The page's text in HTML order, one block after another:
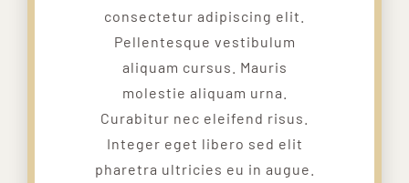
consectetur adipiscing elit.
Pellentesque vestibulum
aliquam cursus. Mauris
molestie aliquam urna.
Curabitur nec eleifend risus.
Integer eget libero sed elit
pharetra ultricies eu in augue.